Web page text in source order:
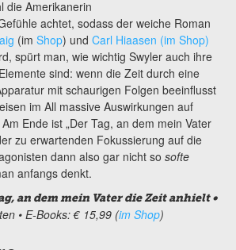
die Amerikanerin
achtet, sodass der weiche Roman
(im Shop) und Carl Hiaasen (im Shop)
spürt man, wie wichtig Swyler auch ihre
sind: wenn die Zeit durch eine
mit schaurigen Folgen beeinflusst
im All massive Auswirkungen auf
Ende ist „Der Tag, an dem mein Vater
zu erwartenden Fokussierung auf die
dann also gar nicht so softe
anfangs denkt.
an dem mein Vater die Zeit anhielt •
• E-Books: € 15,99 (im Shop)